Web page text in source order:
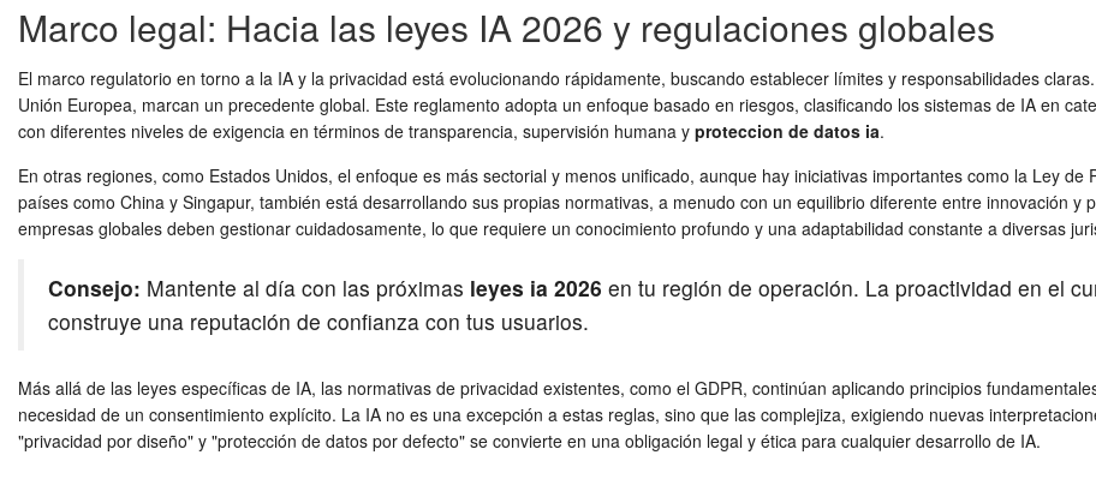
Marco legal: Hacia las leyes IA 2026 y regulaciones globales
El marco regulatorio en torno a la IA y la privacidad está evolucionando rápidamente, buscando establecer límites y responsabilidades
Unión Europea, marcan un precedente global. Este reglamento adopta un enfoque basado en riesgos, clasificando los sistemas de IA en
con diferentes niveles de exigencia en términos de transparencia, supervisión humana y proteccion de datos ia.
En otras regiones, como Estados Unidos, el enfoque es más sectorial y menos unificado, aunque hay iniciativas importantes como la Ley
países como China y Singapur, también está desarrollando sus propias normativas, a menudo con un equilibrio diferente entre innovación
empresas globales deben gestionar cuidadosamente, lo que requiere un conocimiento profundo y una adaptabilidad constante a diversas
Consejo: Mantente al día con las próximas leyes ia 2026 en tu región de operación. La proactividad en el
construye una reputación de confianza con tus usuarios.
Más allá de las leyes específicas de IA, las normativas de privacidad existentes, como el GDPR, continúan aplicando principios
necesidad de un consentimiento explícito. La IA no es una excepción a estas reglas, sino que las complejiza, exigiendo nuevas
"privacidad por diseño" y "protección de datos por defecto" se convierte en una obligación legal y ética para cualquier desarrollo de IA.